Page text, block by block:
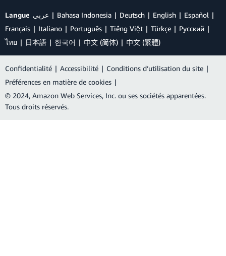
Langue عربي Bahasa Indonesia Deutsch English
Español
Français
Italiano Português Tiếng Việt Türkçe
Ρусский
ไทย
日本語 한국어 中文 (简体) 中文 (繁體)
Confidentialité | Accessibilité | Conditions d’utilisation du site |
Préférences en matière de cookies |
© 2024, Amazon Web Services, Inc. ou ses sociétés apparentées.
Tous droits réservés.